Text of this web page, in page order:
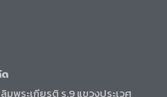
ด
มพระเกียรติ ร.9 แขวงประเวศ